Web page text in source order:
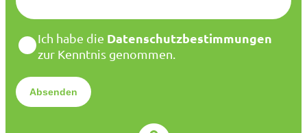
M
*
D
a
e
n
Ich habe die Datenschutzbestimmungen
zur Kenntnis genommen.